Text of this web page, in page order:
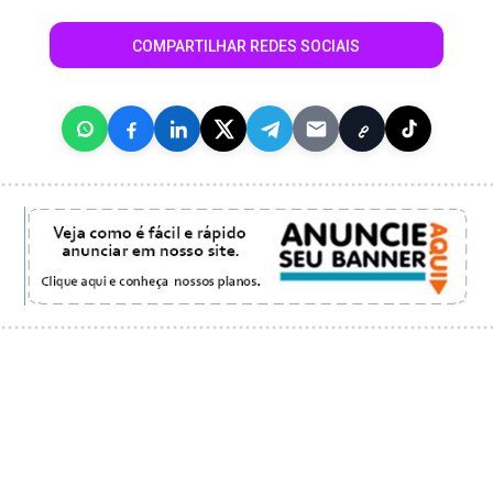
COMPARTILHAR REDES SOCIAIS